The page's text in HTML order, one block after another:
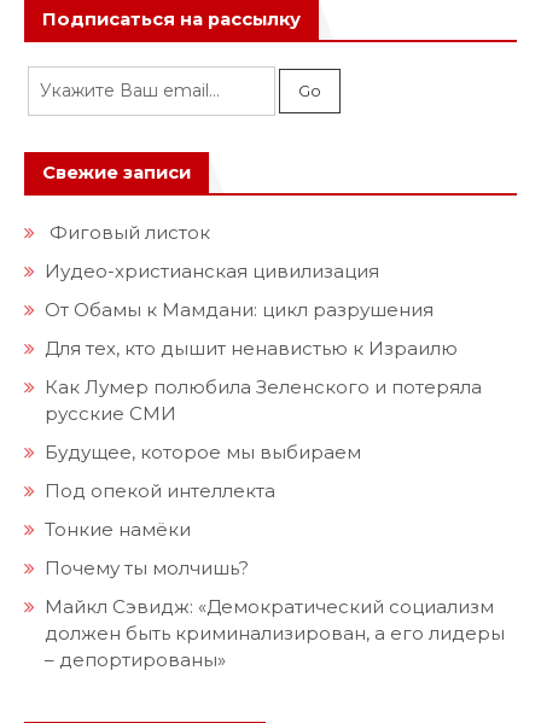
Подписаться на рассылку
Свежие записи
Фиговый листок
Иудео-христианская цивилизация
От Обамы к Мамдани: цикл разрушения
Для тех, кто дышит ненавистью к Израилю
Как Лумер полюбила Зеленского и потеряла
русские СМИ
Будущее, которое мы выбираем
Под опекой интеллекта
Тонкие намёки
Почему ты молчишь?
Майкл Сэвидж: «Демократический социализм
должен быть криминализирован, а его лидеры
– депортированы»